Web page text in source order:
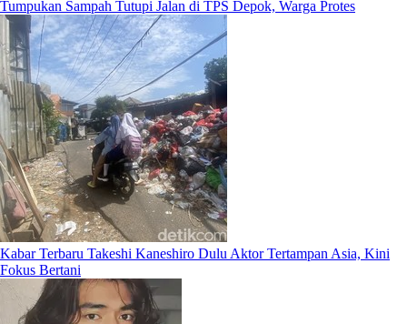
Tumpukan Sampah Tutupi Jalan di TPS Depok, Warga Protes
Kabar Terbaru Takeshi Kaneshiro Dulu Aktor Tertampan Asia, Kini
Fokus Bertani